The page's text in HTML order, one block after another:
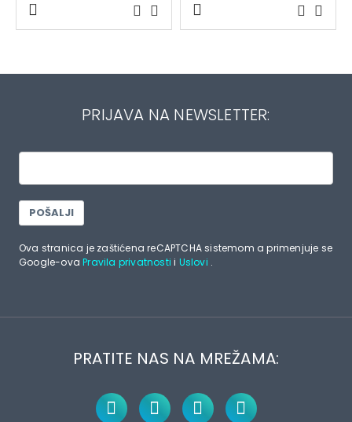
PRIJAVA NA NEWSLETTER:
POŠALJI
Ova stranica je zaštićena reCAPTCHA sistemom a primenjuje se
Google-ovaPravila privatnosti i Uslovi .
PRATITE NAS NA MREŽAMA: